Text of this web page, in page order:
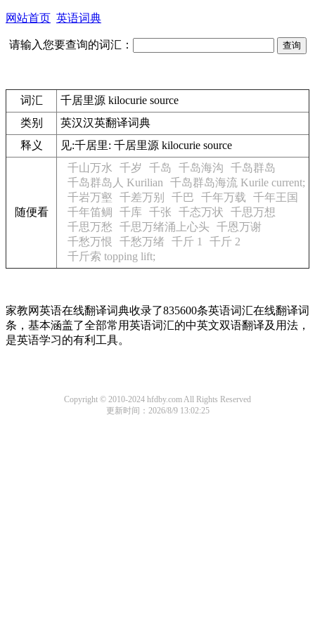
网站首页 英语词典
请输入您要查询的词汇：
词汇
千居里源 kilocurie source
类别
英汉汉英翻译词典
释义
见:千居里: 千居里源 kilocurie source
随便看
千山万水 千岁 千岛 千岛海沟
千岛群岛
千岛群岛人 Kurilian
千岛群岛海流 Kurile current;
千岩万壑
千差万别 千巴 千年万载
千年王国
千年笛鲷
千库 千张 千态万状
千思万想
千思万愁
千思万绪涌上心头
千恩万谢
千愁万恨
千愁万绪 千斤 1
千斤 2
千斤索 topping lift;
家教网英语在线翻译词典收录了835600条英语词汇在线翻译词
条，基本涵盖了全部常用英语词汇的中英文双语翻译及用法，
是英语学习的有利工具。
Copyright © 2010-2024 hfdby.com All Rights Reserved
更新时间：2026/8/9 13:02:25